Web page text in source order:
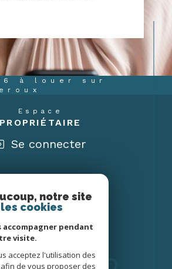
Espace
PROPRIÉTAIRE
Se connecter
notre site
cookies
accompagner pendant
visite.
acceptez l'utilisation des
de vous proposer des